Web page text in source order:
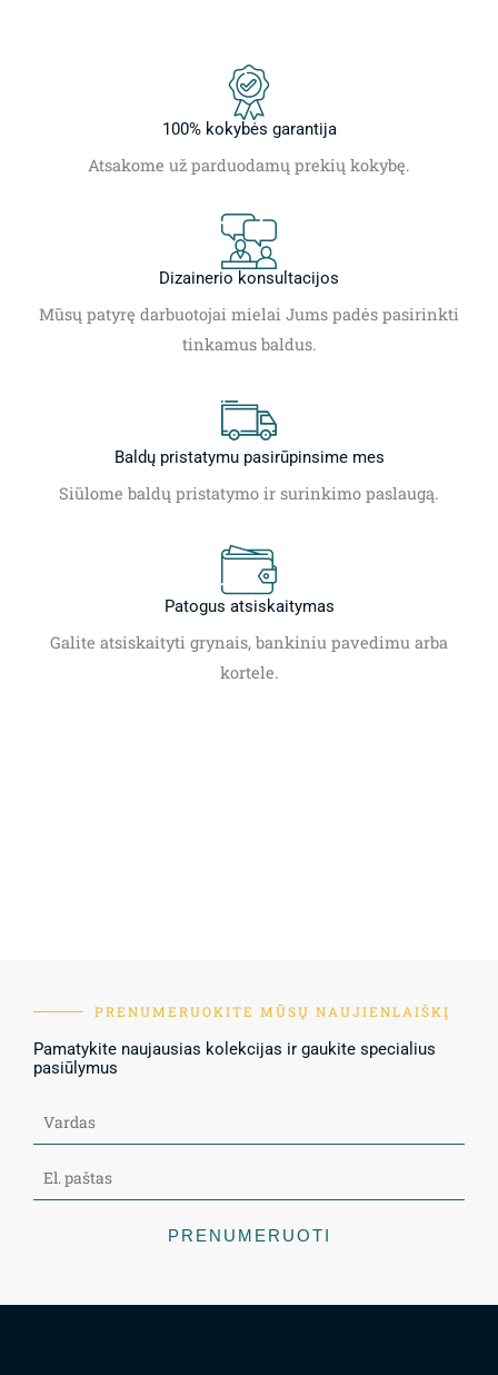
100% kokybės garantija
Atsakome už parduodamų prekių kokybę.
Dizainerio konsultacijos
Mūsų patyrę darbuotojai mielai Jums padės pasirinkti
tinkamus baldus.
Baldų pristatymu pasirūpinsime mes
Siūlome baldų pristatymo ir surinkimo paslaugą.
Patogus atsiskaitymas
Galite atsiskaityti grynais, bankiniu pavedimu arba
kortele.
PRENUMERUOKITE MŪSŲ NAUJIENLAIŠKĮ
Pamatykite naujausias kolekcijas ir gaukite specialius
pasiūlymus
PRENUMERUOTI